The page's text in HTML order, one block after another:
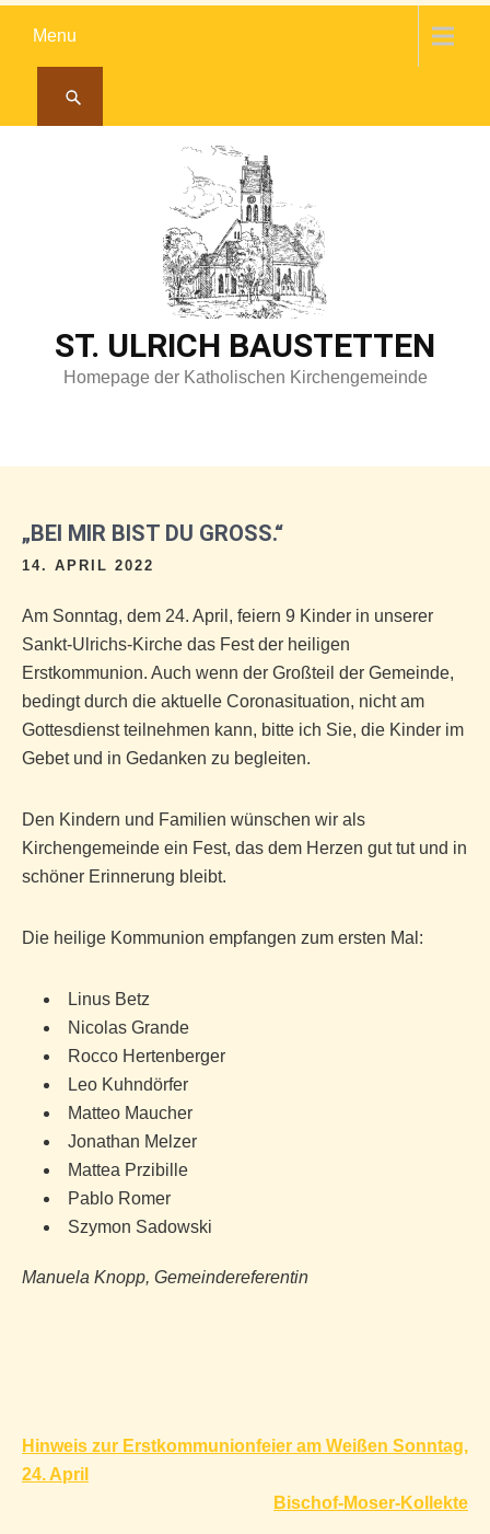
Menu
ST. ULRICH BAUSTETTEN
Homepage der Katholischen Kirchengemeinde
„BEI MIR BIST DU GROSS.“
14. APRIL 2022
Am Sonntag, dem 24. April, feiern 9 Kinder in unserer
Sankt-Ulrichs-Kirche das Fest der heiligen
Erstkommunion. Auch wenn der Großteil der Gemeinde,
bedingt durch die aktuelle Coronasituation, nicht am
Gottesdienst teilnehmen kann, bitte ich Sie, die Kinder im
Gebet und in Gedanken zu begleiten.
Den Kindern und Familien wünschen wir als
Kirchengemeinde ein Fest, das dem Herzen gut tut und in
schöner Erinnerung bleibt.
Die heilige Kommunion empfangen zum ersten Mal:
Linus Betz
Nicolas Grande
Rocco Hertenberger
Leo Kuhndörfer
Matteo Maucher
Jonathan Melzer
Mattea Przibille
Pablo Romer
Szymon Sadowski
Manuela Knopp, Gemeindereferentin
Beitragsnavigation
Hinweis zur Erstkommunionfeier am Weißen Sonntag,
24. April
Bischof-Moser-Kollekte